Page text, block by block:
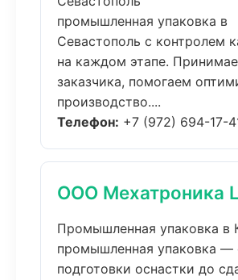
промышленная упаковка в
Севастополь с контролем
на каждом этапе.
заказчика, помогаем
производство....
Телефон: +7 (972) 694-17-
ООО Мехатроника
Промышленная упаковка в
промышленная упаковка —
подготовки оснастки до